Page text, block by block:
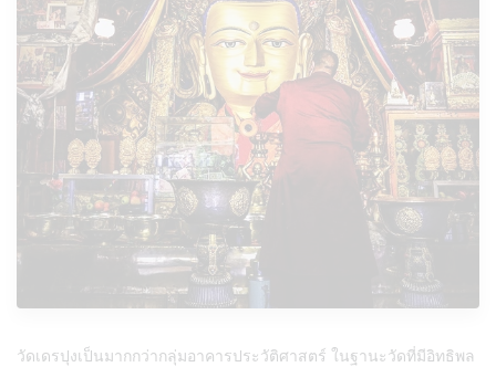
วัดเดรปุงเป็นมากกว่ากลุ่มอาคารประวัติศาสตร์ ในฐานะวัดที่มีอิทธิพล